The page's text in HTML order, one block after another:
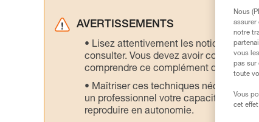
AVERTISSEMENTS
Lisez attentivement les notices
consulter. Vous devez avoir compris
comprendre ce complément
Maîtriser ces techniques nécessite
un professionnel votre capacité à
reproduire en autonomie.
Nous
assurer
notre
vous
pas sur
toute
Vous
cet